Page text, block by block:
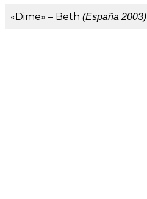
«Dime» – Beth (España 2003)